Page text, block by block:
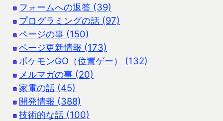
フォームへの返答 (39)
プログラミングの話 (97)
ページの事 (150)
ページ更新情報 (173)
ポケモンGO（位置ゲー） (132)
メルマガの事 (20)
家電の話 (45)
開発情報 (388)
技術的な話 (100)